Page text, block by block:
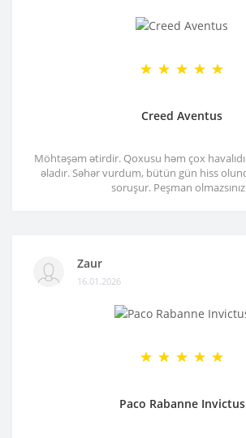
Creed Aventus
Möhtəşəm ətirdir. Qoxusu həm çox havalıdır,
əladır. Səhər vurdum, bütün gün hiss
soruşur. Peşman
Zaur
16.01.2026
Paco Rabanne Invictus